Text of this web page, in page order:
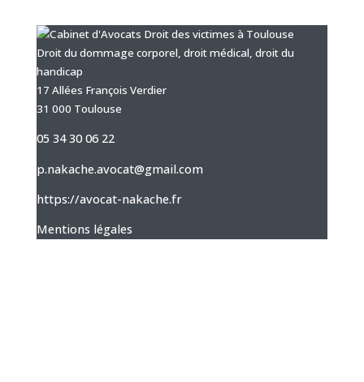
Droit du dommage corporel, droit médical, droit du
handicap
17 Allées François Verdier
31 000 Toulouse
05 34 30 06 22
p.nakache.avocat@gmail.com
https://avocat-nakache.fr
Mentions légales